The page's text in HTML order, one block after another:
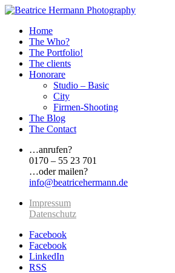
Home
The Who?
The Portfolio!
The clients
Honorare
Studio – Basic
City
Firmen-Shooting
The Blog
The Contact
…anrufen?
0170 – 55 23 701
…oder mailen?
info@beatricehermann.de
Impressum
Datenschutz
Facebook
Facebook
LinkedIn
RSS